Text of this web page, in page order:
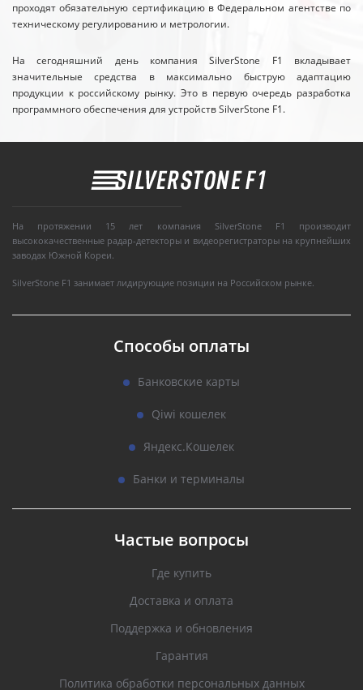
проходят обязательную сертификацию в Федеральном агентстве по
техническому регулированию и метрологии.
На сегодняшний день компания SilverStone F1 вкладывает
значительные средства в максимально быструю адаптацию
продукции к российскому рынку. Это в первую очередь разработка
программного обеспечения для устройств SilverStone F1.
На протяжении 15 лет компания SilverStone F1 производит
высококачественные радар-детекторы и видеорегистраторы на крупнейших
заводах Южной Кореи.
SilverStone F1 занимает лидирующие позиции на Российском рынке.
Способы оплаты
Банковские карты
Qiwi кошелек
Яндекс.Кошелек
Банки и терминалы
Частые вопросы
Где купить
Доставка и оплата
Поддержка и обновления
Гарантия
Политика обработки персональных данных